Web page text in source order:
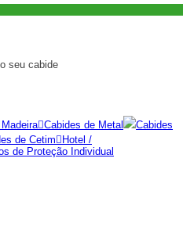
seu cabide
Cabides de Metal
Cabides
de Cetim
Hotel /
de Proteção Individual